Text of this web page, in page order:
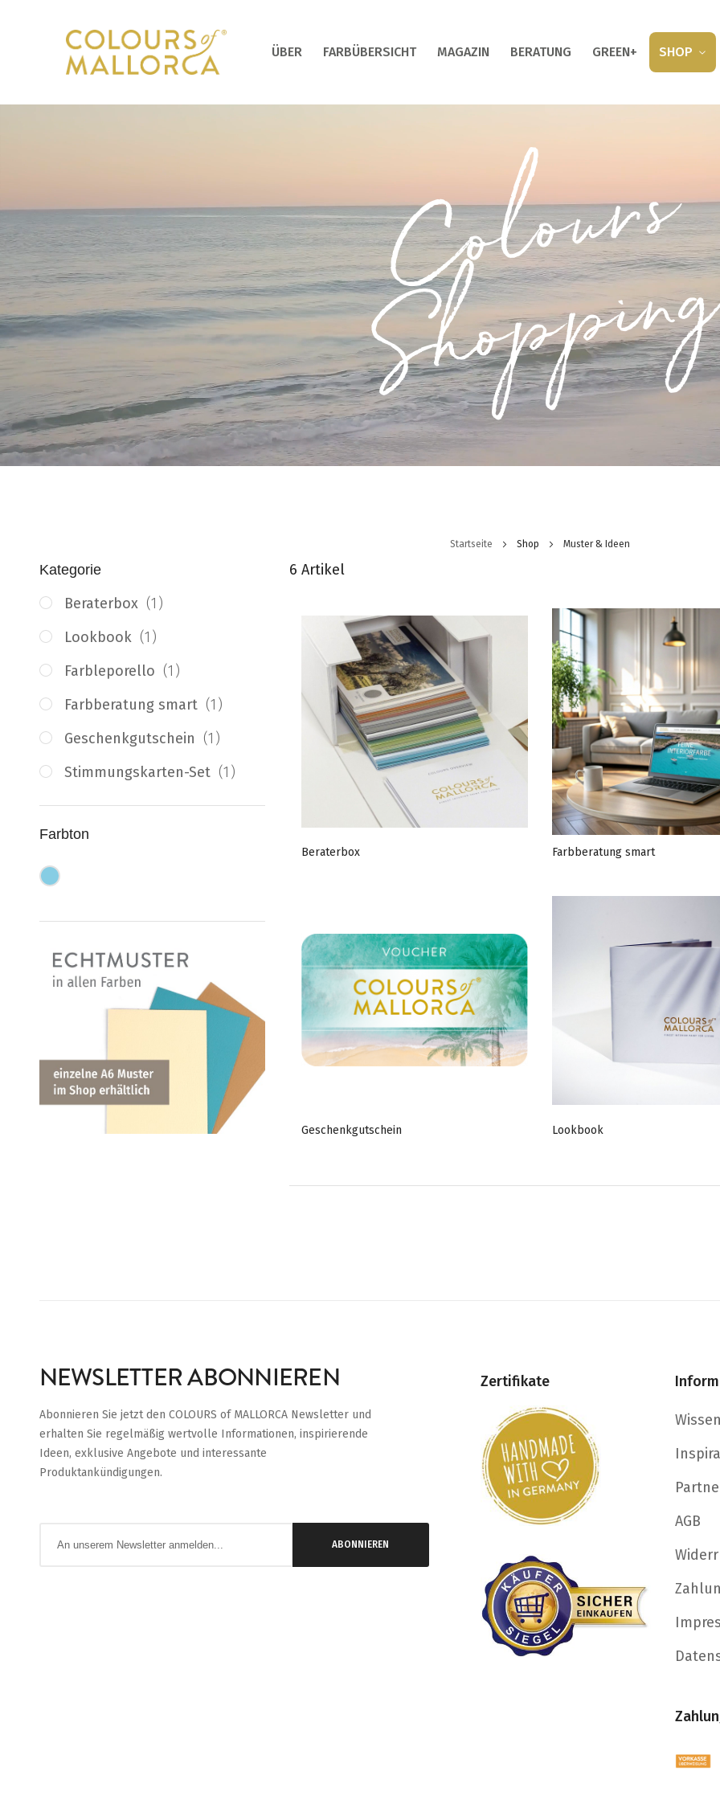
ÜBER FARBÜBERSICHT MAGAZIN BERATUNG GREEN+ SHOP
Colours
Startseite Shop Muster & Ideen
6 Artikel
Beraterbox Farbberatung smart
Geschenkgutschein Lookbook
Kategorie
Beraterbox 1Artikel
Lookbook
1Artikel
Farbleporello
1Artikel
Farbberatung smart
1Artikel
Geschenkgutschein
1Artikel
Stimmungskarten-Set
1Artikel
Farbton
NEWSLETTER ABONNIEREN
Abonnieren Sie jetzt den COLOURS of MALLORCA Newsletter und
erhalten Sie regelmäßig wertvolle Informationen, inspirierende
Ideen, exklusive Angebote und interessante
Produktankündigungen.
ABONNIEREN
Zertifikate
AGB